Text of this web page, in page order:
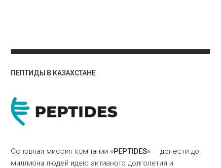
ПЕПТИДЫ В КАЗАХСТАНЕ
Основная миссия компании «PEPTIDES» — донести до
миллиона людей идею активного долголетия и